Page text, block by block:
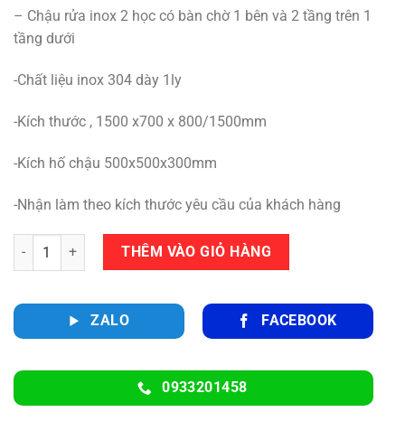
– Chậu rửa inox 2 học có bàn chờ 1 bên và 2 tầng trên 1
tầng dưới
-Chất liệu inox 304 dày 1ly
-Kích thước , 1500 x700 x 800/1500mm
-Kích hố chậu 500x500x300mm
-Nhận làm theo kích thước yêu cầu của khách hàng
Số lượng THÊM VÀO GIỎ HÀNG
ZALO FACEBOOK
0933201458